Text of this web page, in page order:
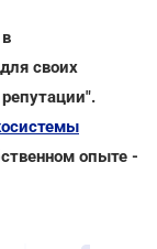
своих
опыте -